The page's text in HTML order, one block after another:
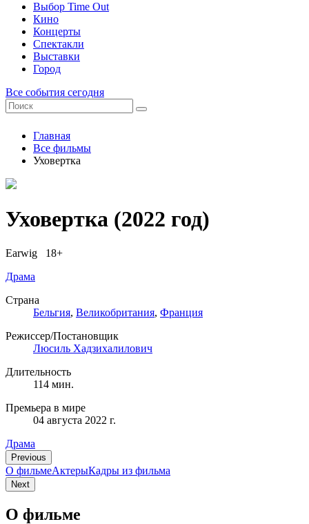
Выбор Time Out
Кино
Концерты
Спектакли
Выставки
Город
Все события сегодня
Главная
Все фильмы
Уховертка
Уховертка (2022 год)
Earwig 18+
Драма
Страна
Бельгия, Великобритания, Франция
Режиссер/Постановщик
Люсиль Хадзихалилович
Длительность
114 мин.
Премьера в мире
04 августа 2022 г.
Драма
Previous
О фильмеАктерыКадры из фильмa
Next
О фильме